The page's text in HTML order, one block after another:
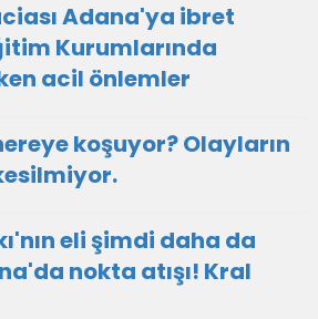
Adana'ya ibret
Kurumlarında
acil önlemler
koşuyor? Olayların
eli şimdi daha da
nokta atışı! Kral